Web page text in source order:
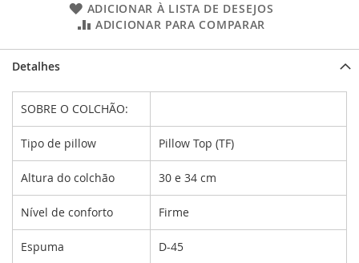
ADICIONAR À LISTA DE DESEJOS
ADICIONAR PARA COMPARAR
Detalhes
SOBRE O COLCHÃO:
Tipo de pillow Pillow Top (TF)
Altura do colchão 30 e 34 cm
Nível de conforto Firme
Espuma D-45